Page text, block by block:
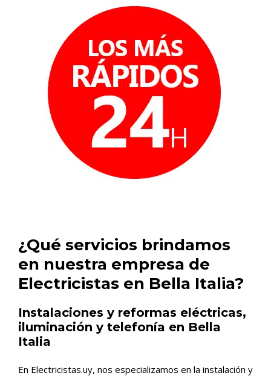
¿Qué servicios brindamos
en nuestra empresa de
Electricistas en Bella Italia?
Instalaciones y reformas eléctricas,
iluminación y telefonía en Bella
Italia
En Electricistas.uy, nos especializamos en la instalación y